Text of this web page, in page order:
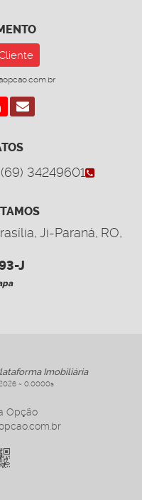
(69) 34249601
, Ji-Paraná, RO,
J
Imobiliária
~ 0.0000s
Opção